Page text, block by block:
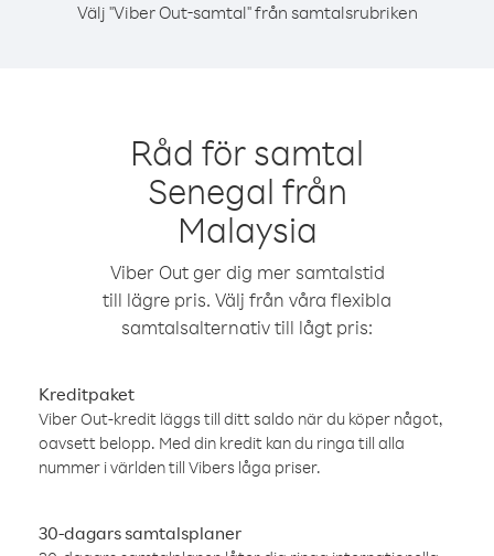
Välj "Viber Out-samtal" från samtalsrubriken
Råd för samtal
Senegal från
Malaysia
Viber Out ger dig mer samtalstid
till lägre pris. Välj från våra flexibla
samtalsalternativ till lågt pris:
Kreditpaket
Viber Out-kredit läggs till ditt saldo när du köper något,
oavsett belopp. Med din kredit kan du ringa till alla
nummer i världen till Vibers låga priser.
30-dagars samtalsplaner